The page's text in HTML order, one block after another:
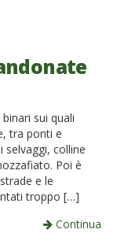
sui quali
tra ponti e
selvaggi, colline
Poi è
e le
troppo […]
Continua